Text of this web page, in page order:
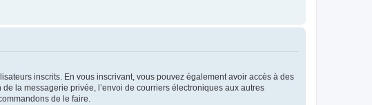
inscrits. En vous inscrivant, vous pouvez également avoir accès à des
la messagerie privée, l’envoi de courriers électroniques aux autres
de le faire.